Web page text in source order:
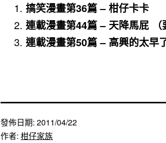
搞笑漫畫第36篇 – 柑仔卡卡
連載漫畫第44篇 – 天降馬屁 （
連載漫畫第50篇 – 高興的太早
發佈日期: 2011/04/22
作者: 柑仔家族